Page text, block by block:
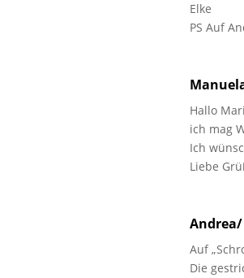
Elke
PS Auf
Hallo
ich mag
Ich
Liebe
Auf
Die